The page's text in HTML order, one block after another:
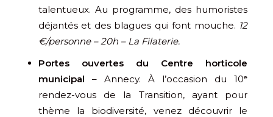
talentueux. Au programme, des humoristes
déjantés et des blagues qui font mouche. 12
€/personne – 20h – La Filaterie.
Portes ouvertes du Centre horticole
municipal – Annecy. À l’occasion du 10ᵉ
rendez-vous de la Transition, ayant pour
thème la biodiversité, venez découvrir le